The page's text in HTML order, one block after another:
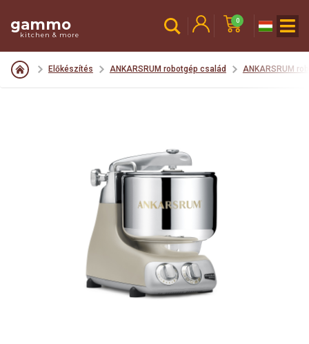
gammo
kitchen & more
0
Előkészítés ANKARSRUM robotgép család ANKARSRUM